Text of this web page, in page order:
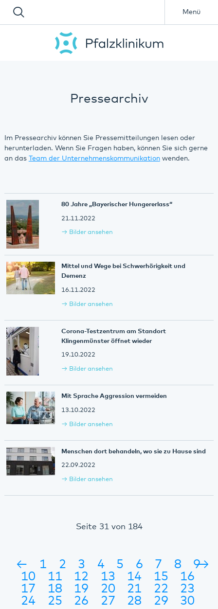
Menü
Pressearchiv
Im Pressearchiv können Sie Pressemitteilungen lesen oder
herunterladen. Wenn Sie Fragen haben, können Sie sich gerne
an das Team der Unternehmenskommunikationwenden.
80 Jahre „Bayerischer Hungererlass“
21.11.2022
Bilder ansehen
Mittel und Wege bei Schwerhörigkeit und
Demenz
16.11.2022
Bilder ansehen
Corona-Testzentrum am Standort
Klingenmünster öffnet wieder
19.10.2022
Bilder ansehen
Mit Sprache Aggression vermeiden
13.10.2022
Bilder ansehen
Menschen dort behandeln, wo sie zu Hause sind
22.09.2022
Bilder ansehen
Seite 31 von 184
← 1 2 3 4 5 6 7 8
9
10
11 12 13 14 15
16
17
18 19 20 21 22
23
24
25 26 27 28 29
30
→